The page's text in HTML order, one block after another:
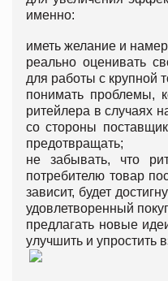
именно:
иметь желание и
реально оценивать
для работы с крупной
понимать проблемы,
ритейлера в случаях
со стороны
предотвращать;
не забывать, что
потребителю товар
зависит, будет
удовлетворенный
предлагать новые
улучшить и упростить